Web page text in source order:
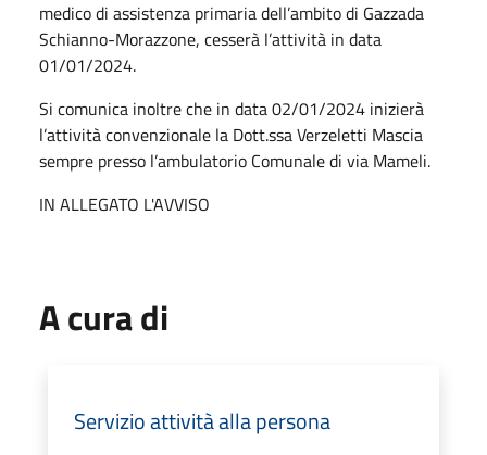
medico di assistenza primaria dell’ambito di Gazzada
Schianno-Morazzone, cesserà l’attività in data
01/01/2024.
Si comunica inoltre che in data 02/01/2024 inizierà
l’attività convenzionale la Dott.ssa Verzeletti Mascia
sempre presso l’ambulatorio Comunale di via Mameli.
IN ALLEGATO L'AVVISO
A cura di
Servizio attività alla persona